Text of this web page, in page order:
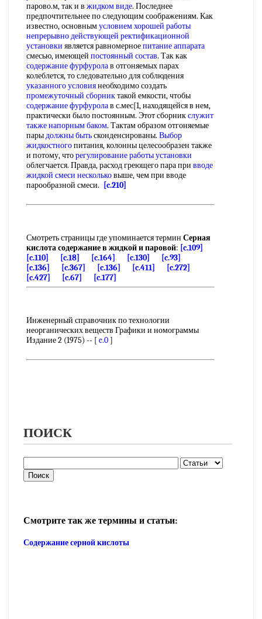
парово.м, так и в жидком виде. Последнее
предпочтительнее по следующим соображениям. Как
известно, основнымусловием хорошей работы
непрерывно действующей ректификационной
установки является равномерноепитание аппарата
смесью, имеющей постоянный состав. Так как
содержание фурфуролав отгоняемых парах
колеблется, то следовательно для соблюдения
указанного условиянеобходимо создать
промежуточный сборниктакой емкости, чтобы
содержание фурфуролав с.мес[1, находящейся в нем,
практически было постоянным. Этот сборникслужит
такженапорным баком. Тактам образом отгоняемые
парыдолжны бытьсконденсированы. Выбор
жидкостногопитания, колонны целесообразен также
и потому, чторегулирование работы установки
облегчается. Правда, расход греющего пара при вводе
жидкой смеси нескольковыше, чем при вводе
парообразной смеси.
[c.210]
Смотреть страницы где упоминается термин Серная
кислота содержание в жидкой и паровой: [c.109]
[c.110]
[c.18] [c.164] [c.130]
[c.93]
[c.136]
[c.367] [c.136] [c.411]
[c.272]
[c.427]
[c.67] [c.177]
Инженерный справочник по технологии
неорганических веществ Графики и номограммы
Издание 2 (1975) -- [ c.0]
ПОИСК
Смотрите так же термины и статьи:
Содержание серной кислоты